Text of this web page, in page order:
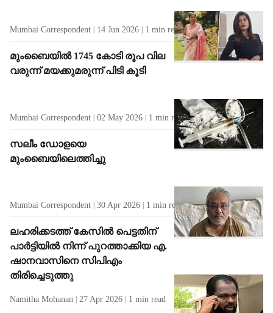
Mumbai Correspondent 14 Jun 2026 1 min read
മുംബൈയില്‍ 1745 കോടി രൂപ വില
വരുന്ന് മയക്കുമരുന്ന് പിടി കൂടി
Mumbai Correspondent 02 May 2026 1 min read
സലീം ഡോളയെ
മുംബൈയിലെത്തിച്ചു
Mumbai Correspondent 30 Apr 2026 1 min read
ലഹരിക്കടത്ത് കേസിൽ പെട്ടതിന്
പാർട്ടിയിൽ നിന്ന് പുറത്താക്കിയ എ.
ഷാനവാസിനെ സിപിഎം
തിരിച്ചെടുത്തു
Namitha Mohanan 27 Apr 2026 1 min read